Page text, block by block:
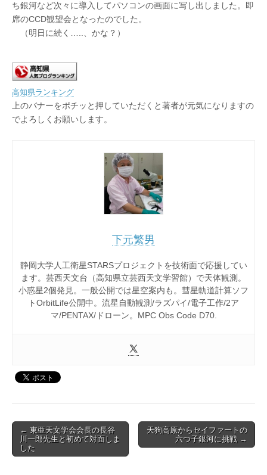
ち銀河など次々に導入してパソコンの画面に写し出しました。即
席のCCD観望会となったのでした。
（明日に続く…..、かな？）
高知県ランキング
上のバナーをポチッと押していただくと著者が元気になりますの
でよろしくお願いします。
下元繁男
静岡大学人工衛星STARSプロジェクトを技術面で応援してい
ます。芸西天文台（高知県立芸西天文学習館）で天体観測。
小惑星2個発見。一般公開では星空案内も。彗星軌道計算ソフ
トOrbitLife公開中。流星自動観測/ラズパイ/電子工作/2ア
マ/PENTAX/ドローン。MPC Obs Code D70.
Post
navigation
← 東亜天文学会会長の長谷
川一郎先生と初めて対面しま
した
天狗高原からセイファートの
六つ子銀河に挑戦 →